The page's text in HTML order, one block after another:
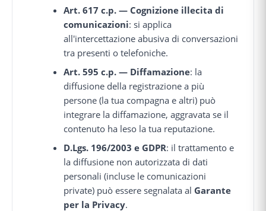
Art. 617 c.p. — Cognizione illecita di
comunicazioni: si applica
all'intercettazione abusiva di conversazioni
tra presenti o telefoniche.
Art. 595 c.p. — Diffamazione: la
diffusione della registrazione a più
persone (la tua compagna e altri) può
integrare la diffamazione, aggravata se il
contenuto ha leso la tua reputazione.
D.Lgs. 196/2003 e GDPR: il trattamento e
la diffusione non autorizzata di dati
personali (incluse le comunicazioni
private) può essere segnalata al Garante
per la Privacy.